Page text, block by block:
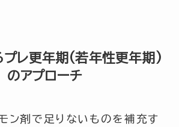
プレ更年期(若年性更年期)
のアプローチ
ン剤で足りないものを補充す